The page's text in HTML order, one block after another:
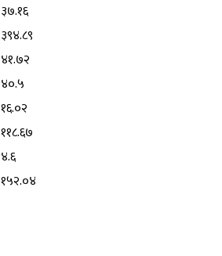
३७.१६
३९४.८९
४१.७२
४०.५
१६.०२
११८.६७
४.६
१५२.०४